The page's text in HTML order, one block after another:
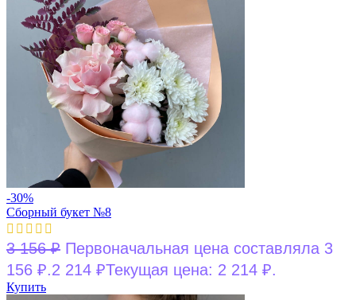
-30%
Сборный букет №8
3 156₽ Первоначальная цена составляла 3
156 ₽.2 214 ₽Текущая цена: 2 214 ₽.
Купить